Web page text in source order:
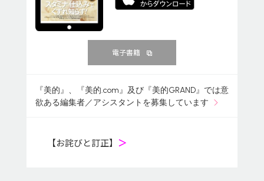
電子書籍
『美的』、『美的.com』及び『美的GRAND』では意
欲ある編集者／アシスタントを募集しています
【お詫びと訂正】 ＞